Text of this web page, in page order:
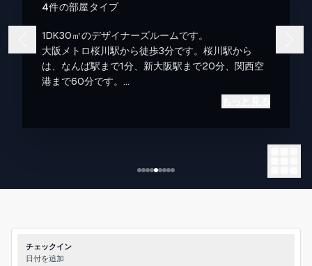
4件の部屋タイプ
1DK30㎡のデザイナーズルームです。
大阪メトロ桜川駅から徒歩3分です。桜川駅から
は、なんば駅まで1分、新大阪駅まで20分、関西空
港まで60分です。
大阪観光の中心地、ミナミへのアクセスが良く、観
-閑静な住宅街にあるデザイナーズルーム
チェックイン
日付を追加